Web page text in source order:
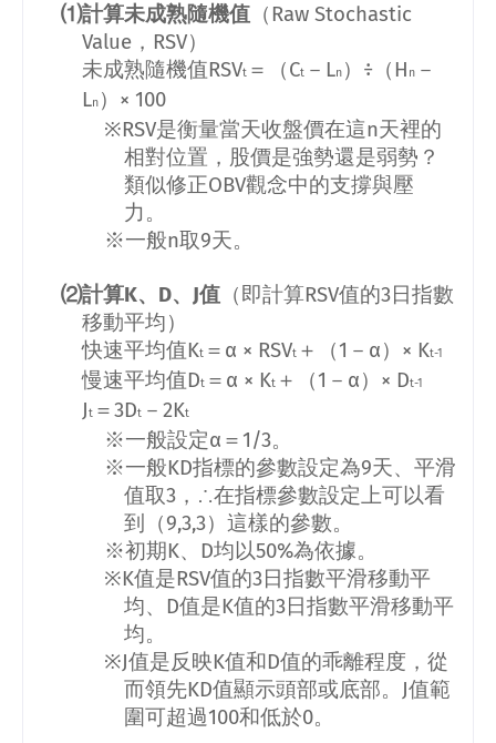
⑴計算未成熟隨機值 （ Raw Stochastic
Value， RSV）
未成熟隨機值RSVt ＝（Ct － Ln ）÷（ H n －
Ln ）× 100
※RSV是衡量當天收盤價在這n天裡的
相對位置，股價是強勢還是弱勢？
類似修正OBV觀念中的支撐與壓
力。
※一般n取9天。
⑵計算K、 D、 J值 （即計算RSV值的3日指數
移動平均）
快速平均值Kt ＝α × RSVt ＋（1 －α）× Kt-1
慢速平均值Dt ＝α × Kt ＋（1 －α）× Dt-1
Jt ＝3Dt －2Kt
※一般設定α＝ 1/3。
※一般KD指標的參數設定為9天、平滑
值取3 ，∴在指標參數設定上可以看
到（9,3,3）這樣的參數。
※初期K、 D均以50%為依據。
※K值是RSV值的3日指數平滑移動平
均、 D值是K值的3日指數平滑移動平
均。
※J值是反映K值和D值的乖離程度，從
而領先KD值顯示頭部或底部。 J值範
圍可超過100和低於0。